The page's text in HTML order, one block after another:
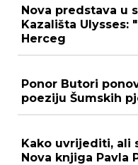
Nova predstava u
Kazališta Ulysses:
Herceg
Ponor Butori
poeziju Šumskih
Kako uvrijediti, ali
Nova knjiga Pavla